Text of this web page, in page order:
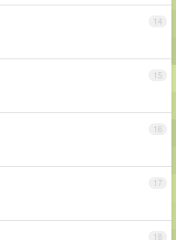
14
15
16
17
18